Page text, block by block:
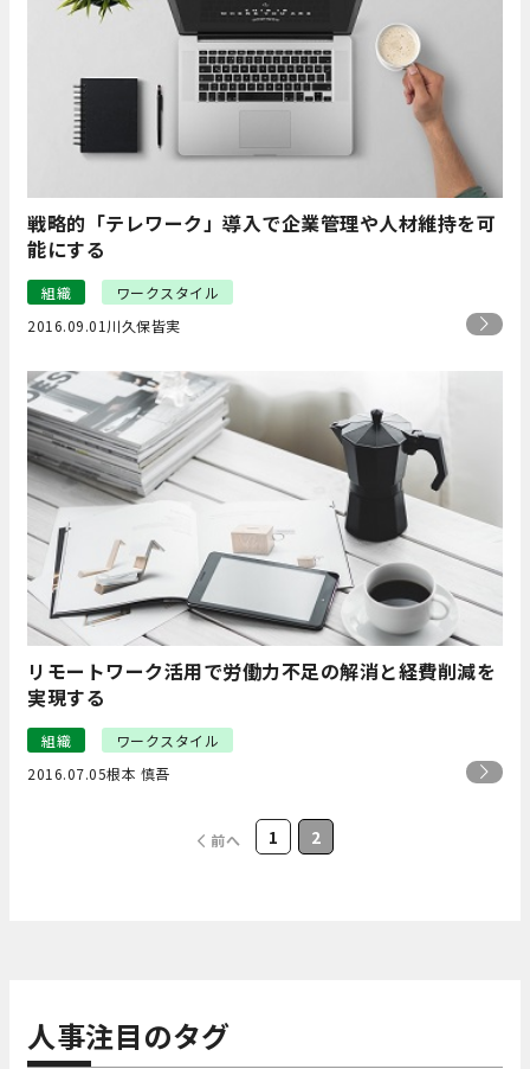
戦略的「テレワーク」導入で企業管理や人材維持を可
能にする
組織
ワークスタイル
2016.09.01 川久保皆実
リモートワーク活用で労働力不足の解消と経費削減を
実現する
組織
ワークスタイル
2016.07.05根本 慎吾
前へ 1 2
人事注目のタグ